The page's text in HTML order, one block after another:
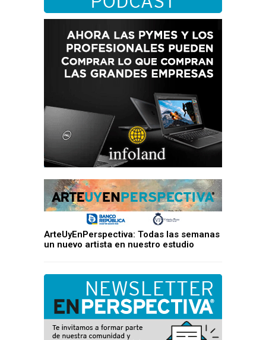
ArteUyEnPerspectiva: Todas las semanas
un nuevo artista en nuestro estudio